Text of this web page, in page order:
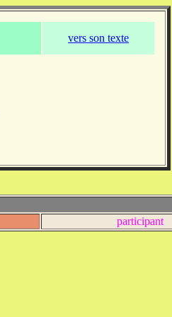
vers son texte
participant